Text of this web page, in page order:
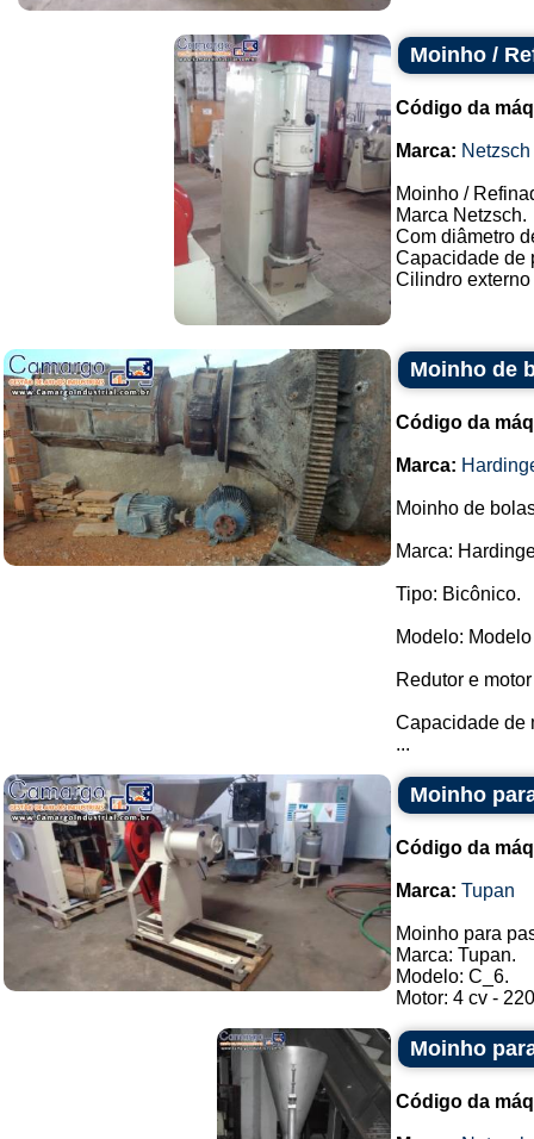
Moinho /
Código da
Marca: Netzsch
Moinho /
Marca Netzsch.
Com diâmetro
Capacidade de
Cilindro
Moinho de
Código da
Marca:
Moinho de
Marca:
Tipo: Bicônico.
Modelo:
Redutor e
Capacidade de
...
Moinho
Código da
Marca: Tupan
Moinho para
Marca: Tupan.
Modelo: C_6.
Motor: 4 cv -
Moinho
Código da